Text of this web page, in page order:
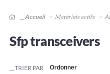
__Accueil Matériels actifs
Sfp transceivers
__TRIER PAR